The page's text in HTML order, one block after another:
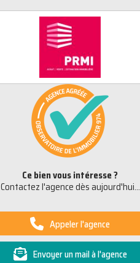
Ce bien vous intéresse ?
Contactez l'agence dès aujourd'hui...
Appeler l'agence
Envoyer un mail à l'agence